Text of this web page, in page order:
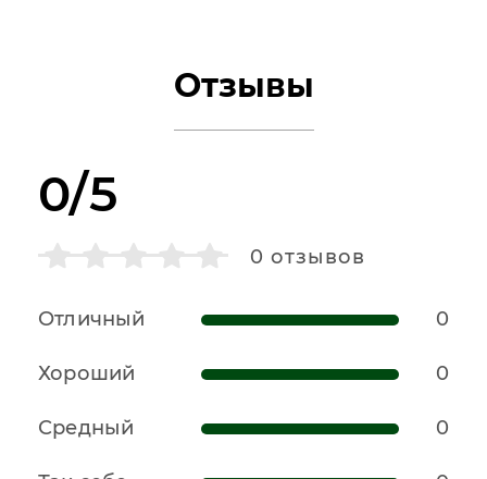
Отзывы
0/5
0 отзывов
Отличный 0
Хороший 0
Средный 0